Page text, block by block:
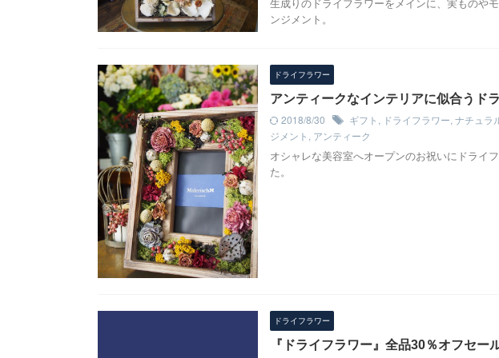
生成りのドライフラワーをメインに、実ものや
ンジメント。
ドライフラワー
アンティークなインテリアに似合うド
2018/8/30
ギフト , ドライフラワー,ナチュラ
ジメント , アンティーク
オシャレな美容室へオープンのお祝いにドライ
た。
ドライフラワー
『ドライフラワー』全品30％オフセー